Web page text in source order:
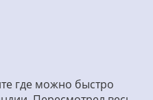
где можно быстро